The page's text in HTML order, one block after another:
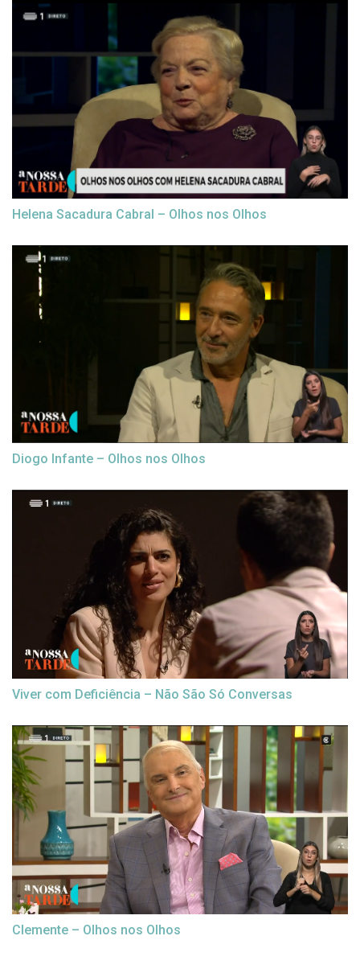
Helena Sacadura Cabral – Olhos nos Olhos
Diogo Infante – Olhos nos Olhos
Viver com Deficiência – Não São Só Conversas
Clemente – Olhos nos Olhos